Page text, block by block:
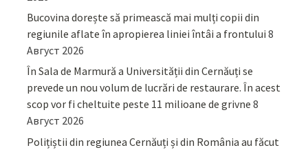
Bucovina dorește să primească mai mulți copii din
regiunile aflate în apropierea liniei întâi a frontului 8
Август 2026
În Sala de Marmură a Universității din Cernăuți se
prevede un nou volum de lucrări de restaurare. În acest
scop vor fi cheltuite peste 11 milioane de grivne 8
Август 2026
Polițiștii din regiunea Cernăuți și din România au făcut